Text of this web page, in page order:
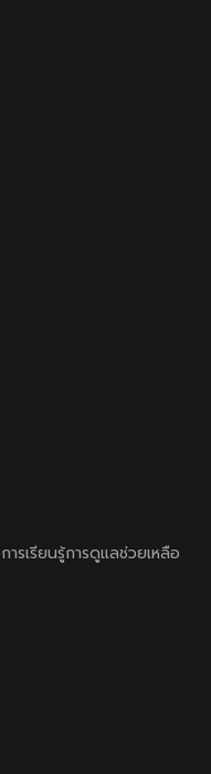
รเรียนรู้การดูแลช่วยเหลือ